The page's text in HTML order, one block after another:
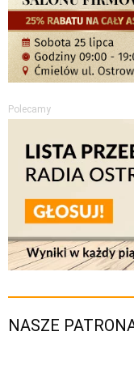
Polecamy
NASZE